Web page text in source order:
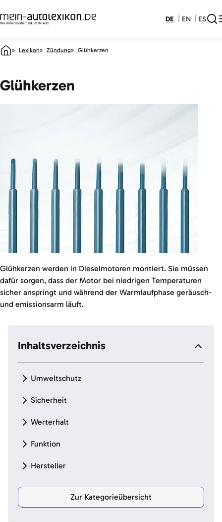
DE EN ES
Lexikon Zündung Glühkerzen
Glühkerzen
Glühkerzen werden in Dieselmotoren montiert. Sie müssen
dafür sorgen, dass der Motor bei niedrigen Temperaturen
sicher anspringt und während der Warmlaufphase geräusch-
und emissionsarm läuft.
Inhaltsverzeichnis
Umweltschutz
Sicherheit
Werterhalt
Funktion
Hersteller
Zur Kategorieübersicht